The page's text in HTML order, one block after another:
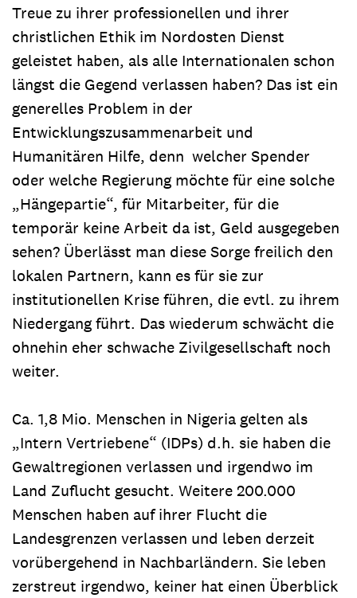
Treue zu ihrer professionellen und ihrer
christlichen Ethik im Nordosten Dienst
geleistet haben, als alle Internationalen schon
längst die Gegend verlassen haben? Das ist ein
generelles Problem in der
Entwicklungszusammenarbeit und
Humanitären Hilfe, denn welcher Spender
oder welche Regierung möchte für eine solche
„Hängepartie“, für Mitarbeiter, für die
temporär keine Arbeit da ist, Geld ausgegeben
sehen? Überlässt man diese Sorge freilich den
lokalen Partnern, kann es für sie zur
institutionellen Krise führen, die evtl. zu ihrem
Niedergang führt. Das wiederum schwächt die
ohnehin eher schwache Zivilgesellschaft noch
weiter.
Ca. 1,8 Mio. Menschen in Nigeria gelten als
„Intern Vertriebene“ (IDPs) d.h. sie haben die
Gewaltregionen verlassen und irgendwo im
Land Zuflucht gesucht. Weitere 200.000
Menschen haben auf ihrer Flucht die
Landesgrenzen verlassen und leben derzeit
vorübergehend in Nachbarländern. Sie leben
zerstreut irgendwo, keiner hat einen Überblick